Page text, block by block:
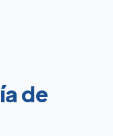
de